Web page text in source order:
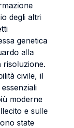
degli altri
genetica
alla
risoluzione.
civile, il
moderne
e sulle
state